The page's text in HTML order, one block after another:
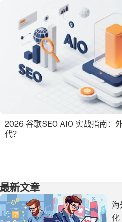
2026 谷歌SEO AIO 实战指南：
代？
最新文章
海
化